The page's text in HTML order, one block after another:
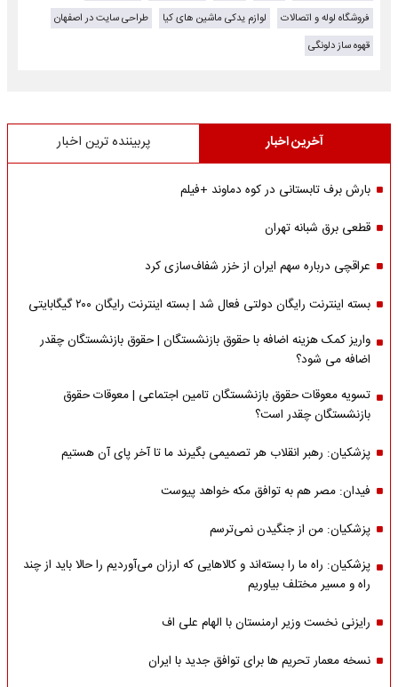
فروشگاه لوله و اتصالات
لوازم یدکی ماشین های کیا
طراحی سایت در اصفهان
قهوه ساز دلونگی
آخرین اخبار پربیننده ترین اخبار
بارش برف تابستانی در کوه دماوند +فیلم
قطعی برق شبانه تهران
عراقچی درباره سهم ایران از خزر شفاف‌سازی کرد
بسته اینترنت رایگان دولتی فعال شد | بسته اینترنت رایگان ۲۰۰ گیگابایتی
واریز کمک هزینه اضافه با حقوق بازنشستگان | حقوق بازنشستگان چقدر
اضافه می شود؟
تسویه معوقات حقوق بازنشستگان تامین اجتماعی | معوقات حقوق
بازنشستگان چقدر است؟
پزشکیان: رهبر انقلاب هر تصمیمی بگیرند ما تا آخر پای آن هستیم
فیدان: مصر هم به توافق مکه خواهد پیوست
پزشکیان: من از جنگیدن نمی‌ترسم
پزشکیان: راه ما را بسته‌اند و کالاهایی که ارزان می‌آوردیم را حالا باید از چند
راه و مسیر مختلف بیاوریم
رایزنی نخست وزیر ارمنستان با الهام علی اف
نسخه معمار تحریم ها برای توافق جدید با ایران